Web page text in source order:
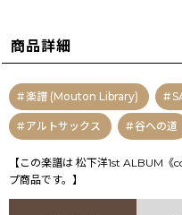
商品詳細
楽譜 (Mouton Library)
アルトサックス 谷への道
【この楽譜は 松下洋1st ALBUM
プ商品です。】